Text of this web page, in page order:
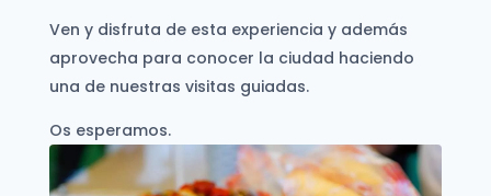
Ven y disfruta de esta experiencia y además
aprovecha para conocer la ciudad haciendo
una de nuestras visitas guiadas.
Os esperamos.